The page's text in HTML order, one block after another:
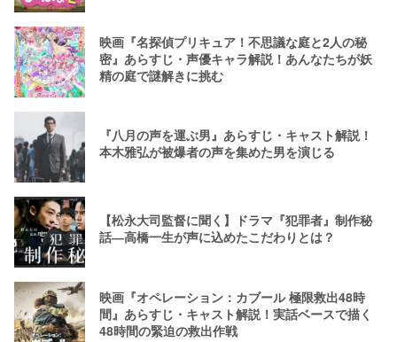
映画『名探偵プリキュア！不思議な庭と2人の秘
密』あらすじ・声優キャラ解説！あんなたちが妖
精の庭で謎解きに挑む
『八月の声を運ぶ男』あらすじ・キャスト解説！
本木雅弘が被爆者の声を集めた男を演じる
【松永大司監督に聞く】ドラマ『犯罪者』制作秘
話―高橋一生が声に込めたこだわりとは？
映画『オペレーション：カブール 極限救出48時
間』あらすじ・キャスト解説！実話ベースで描く
48時間の緊迫の救出作戦